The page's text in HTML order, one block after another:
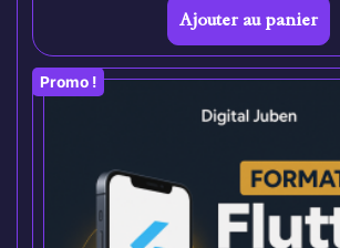
Ajouter au panier
Promo !